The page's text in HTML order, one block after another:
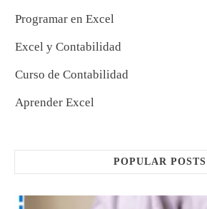
Programar en Excel
Excel y Contabilidad
Curso de Contabilidad
Aprender Excel
POPULAR POSTS